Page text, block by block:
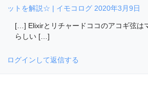
ットを解説☆ | イモコログ 2020年3月9日
[…] Elixirとリチャードココのアコギ弦は
らしい […]
ログインして返信する